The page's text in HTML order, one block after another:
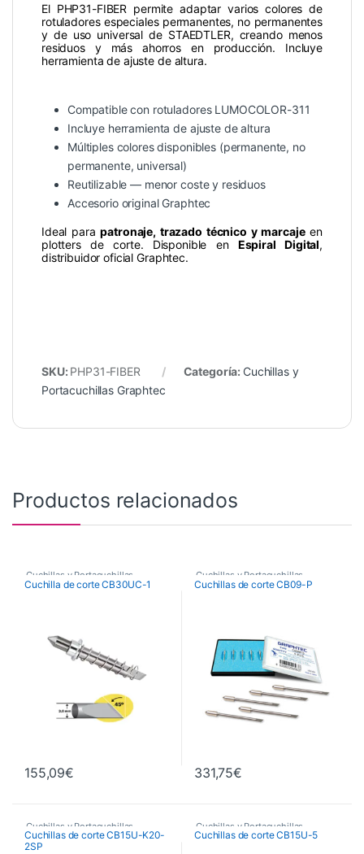
El PHP31-FIBER permite adaptar varios colores de
rotuladores especiales permanentes, no permanentes
y de uso universal de STAEDTLER, creando menos
residuos y más ahorros en producción. Incluye
herramienta de ajuste de altura.
Compatible con rotuladores LUMOCOLOR-311
Incluye herramienta de ajuste de altura
Múltiples colores disponibles (permanente, no
permanente, universal)
Reutilizable — menor coste y residuos
Accesorio original Graphtec
Ideal parapatronaje, trazado técnico y marcajeen
plotters de corte. Disponible en Espiral Digital,
distribuidor oficial Graphtec.
SKU: PHP31-FIBER Categoría: Cuchillas y
Portacuchillas Graphtec
Productos relacionados
Cuchillas y Portacuchillas
Graphtec
Cuchilla de corte CB30UC-1
155,09€
Cuchillas y Portacuchillas
Graphtec
Cuchillas de corte CB09-P
331,75€
Cuchillas y Portacuchillas
Graphtec
Cuchillas de corte CB15U-K20-
2SP
Cuchillas y Portacuchillas
Graphtec
Cuchillas de corte CB15U-5